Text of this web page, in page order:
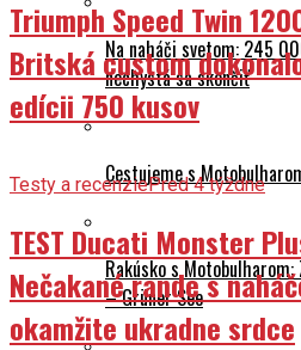
Na naháči svetom: 245
nechystá sa skončiť
Cestujeme s
Rakúsko s
– Grüner See
Triumph Speed Twin
Britská custom
edícii 750 kusov
Testy a recenziePred 4 týždne
TEST Ducati Monster
Nečakané rande s
okamžite ukradne srdce